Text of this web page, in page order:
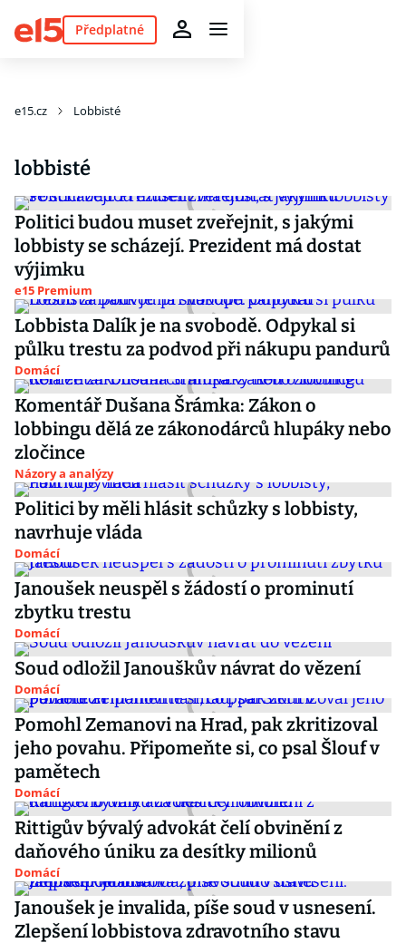
Předplatné
e15.cz Lobbisté
lobbisté
Politici budou muset zveřejnit, s jakými
lobbisty se scházejí. Prezident má dostat
výjimku
e15 Premium
Lobbista Dalík je na svobodě. Odpykal si
půlku trestu za podvod při nákupu pandurů
Domácí
Komentář Dušana Šrámka: Zákon o
lobbingu dělá ze zákonodárců hlupáky nebo
zločince
Názory a analýzy
Politici by měli hlásit schůzky s lobbisty,
navrhuje vláda
Domácí
Janoušek neuspěl s žádostí o prominutí
zbytku trestu
Domácí
Soud odložil Janouškův návrat do vězení
Domácí
Pomohl Zemanovi na Hrad, pak zkritizoval
jeho povahu. Připomeňte si, co psal Šlouf v
pamětech
Domácí
Rittigův bývalý advokát čelí obvinění z
daňového úniku za desítky milionů
Domácí
Janoušek je invalida, píše soud v usnesení.
Zlepšení lobbistova zdravotního stavu